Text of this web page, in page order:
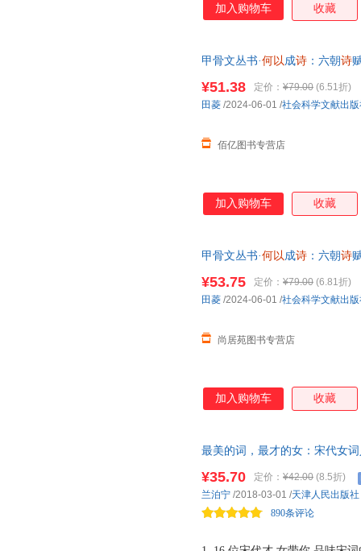
加入购物车 收藏
甲骨文丛书·何以成诗 ：六朝诗
¥51.38 定价： ¥79.00 (6.51折)
佰亿图书专营店
田菱 /2024-06-01 /社会科学文献出
加入购物车 收藏
甲骨文丛书·何以成诗 ：六朝诗
¥53.75 定价： ¥79.00 (6.81折)
尚居苑图书专营店
田菱 /2024-06-01 /社会科学文献出
加入购物车 收藏
最美的词，最才的女：宋代女
烂词作。字里行间充满惊人的
¥35.70 定价： ¥42.00 (8.5折)
890条评论
兰泊宁 /2018-03-01 /天津人民出版社